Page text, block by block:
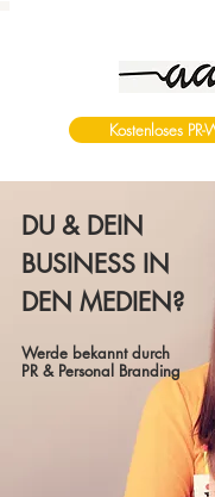
Kostenloses
DU & DEIN
BUSINESS IN
DEN MEDIEN?
Werde bekannt durch
PR & Personal Branding